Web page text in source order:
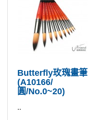
Butterfly玫瑰畫筆
(A10166/
圓/No.0~20)
..